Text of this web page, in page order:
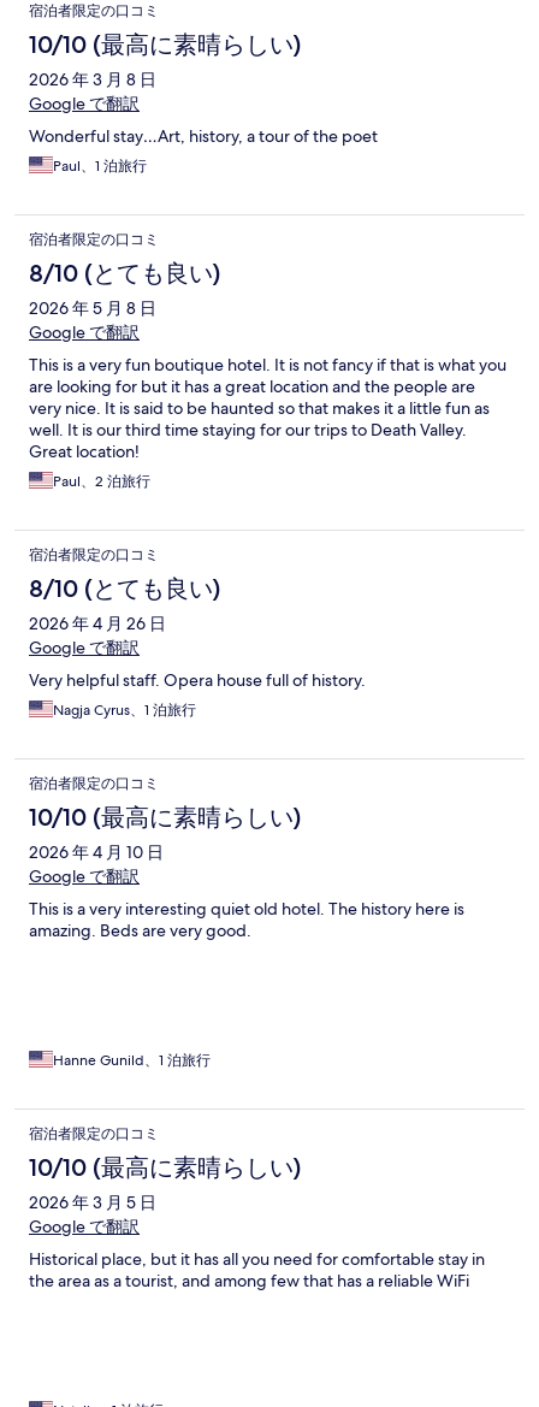
宿泊者限定の口コミ
10/10 (最高に素晴らしい)
2026 年 3 月 8 日
Google で翻訳
Wonderful stay…Art, history, a tour of the poet
Paul、1 泊旅行
宿泊者限定の口コミ
8/10 (とても良い)
2026 年 5 月 8 日
Google で翻訳
This is a very fun boutique hotel. It is not fancy if that is what you
are looking for but it has a great location and the people are
very nice. It is said to be haunted so that makes it a little fun as
well. It is our third time staying for our trips to Death Valley.
Great location!
Paul、2 泊旅行
宿泊者限定の口コミ
8/10 (とても良い)
2026 年 4 月 26 日
Google で翻訳
Very helpful staff. Opera house full of history.
Nagja Cyrus、1 泊旅行
宿泊者限定の口コミ
10/10 (最高に素晴らしい)
2026 年 4 月 10 日
Google で翻訳
This is a very interesting quiet old hotel. The history here is
amazing. Beds are very good.
Hanne Gunild、1 泊旅行
宿泊者限定の口コミ
10/10 (最高に素晴らしい)
2026 年 3 月 5 日
Google で翻訳
Historical place, but it has all you need for comfortable stay in
the area as a tourist, and among few that has a reliable WiFi